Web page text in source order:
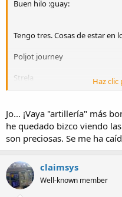
Buen hilo :guay:
Tengo tres. Cosas de estar en
Poljot journey
Strela
Haz clic
Jo... ¡Vaya "artillería" más
he quedado bizco viendo
son preciosas. Se me ha
claimsys
Well-known member